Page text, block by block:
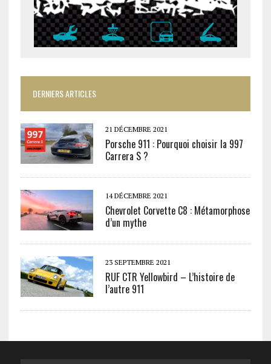
DERNIERS ARTICLES
21 DÉCEMBRE 2021
Porsche 911 : Pourquoi choisir la 997
Carrera S ?
14 DÉCEMBRE 2021
Chevrolet Corvette C8 : Métamorphose
d’un mythe
23 SEPTEMBRE 2021
RUF CTR Yellowbird – L’histoire de
l’autre 911